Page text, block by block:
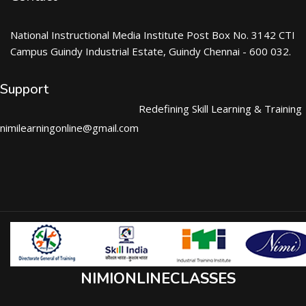
National Instructional Media Institute Post Box No. 3142 CTI
Campus Guindy Industrial Estate, Guindy Chennai - 600 032.
Support
nimilearningonline@gmail.com
Redefining Skill Learning & Training
NIMIONLINECLASSES